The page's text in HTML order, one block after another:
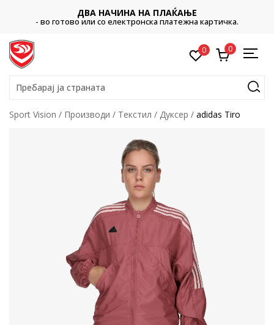
ДВА НАЧИНА НА ПЛАЌАЊЕ
- во готово или со електронска платежна картичка.
0 0
Пребарај ја страната
Sport Vision Производи Текстил Дуксер adidas Tiro